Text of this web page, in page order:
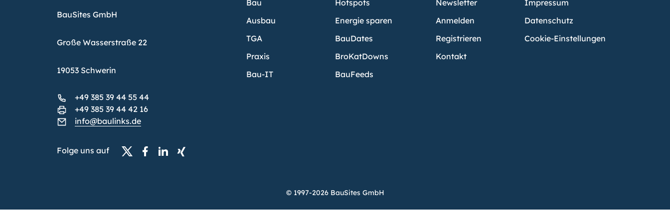
BauSites GmbH
Große Wasserstraße 22
19053 Schwerin
+49 385 39 44 55 44
+49 385 39 44 42 16
info@baulinks.de
Folge uns auf
Bau
Ausbau
TGA
Praxis
Bau-IT
Hotspots
Energie sparen
BauDates
BroKatDowns
BauFeeds
Newsletter
Anmelden
Registrieren
Kontakt
Impressum
Datenschutz
Cookie-Einstellungen
© 1997-2026 BauSites GmbH